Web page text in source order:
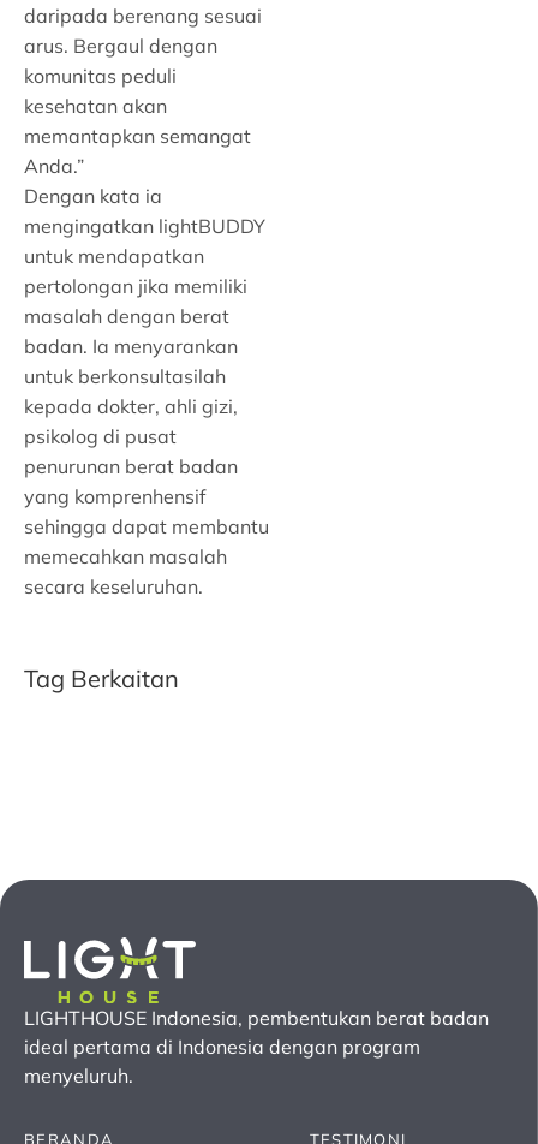
daripada berenang sesuai
arus. Bergaul dengan
komunitas peduli
kesehatan akan
memantapkan semangat
Anda.”
Dengan kata ia
mengingatkan lightBUDDY
untuk mendapatkan
pertolongan jika memiliki
masalah dengan berat
badan. Ia menyarankan
untuk berkonsultasilah
kepada dokter, ahli gizi,
psikolog di pusat
penurunan berat badan
yang komprenhensif
sehingga dapat membantu
memecahkan masalah
secara keseluruhan.
Tag Berkaitan
LIGHTHOUSE Indonesia, pembentukan berat badan
ideal pertama di Indonesia dengan program
menyeluruh.
BERANDA TESTIMONI